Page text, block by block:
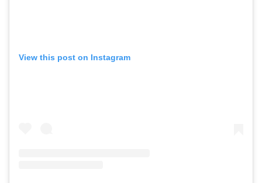
View this post on Instagram